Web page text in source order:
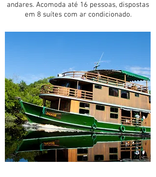
andares. Acomoda até 16 pessoas, dispostas
em 8 suítes com ar condicionado.